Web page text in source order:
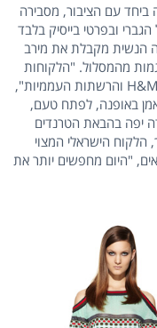
והשתנתה ביחד עם הציבור, מסבירה
ובפרטי בייסיק בלבד
הנשית מקבלת את מירב
מהמסלול. "הלקוחות
היום מאוד מעודכנים, וזה הרבה בזכות זארה, H&M והרשתות העממיות",
באופנה, לפתח טעם,
יפה בהבאת הטרנדים
הישראלי המצוי
"היום מחפשים יותר את